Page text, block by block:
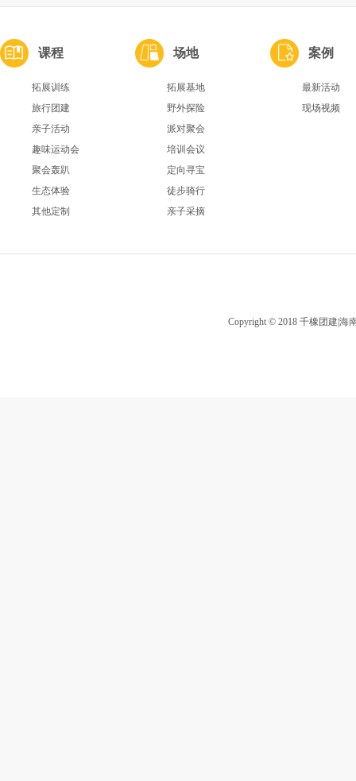
课程
拓展训练
旅行团建
亲子活动
趣味运动会
聚会轰趴
生态体验
其他定制
场地
拓展基地
野外探险
派对聚会
培训会议
定向寻宝
徒步骑行
亲子采摘
案例
最新活动
现场视频
Copyright © 2018 千橡团建|